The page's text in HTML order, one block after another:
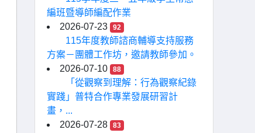
編班暨導師編配作業
2026-07-23
92
115年度教師諮商輔導支持服務
方案－團體工作坊，邀請教師參加。
2026-07-10
88
「從觀察到理解：行為觀察紀錄
實踐」普特合作專業發展研習計
畫，...
2026-07-28
83